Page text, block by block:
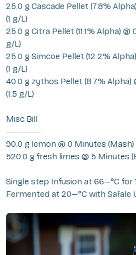
25.0 g Cascade Pellet (7.8%
(1 g/L)
25.0 g Citra Pellet (11.1% Alpha) @
g/L)
25.0 g Simcoe Pellet (12.2%
(1 g/L)
40.0 g zythos Pellet (8.7% Alpha)
(1.5 g/L)
Misc Bill
—————-
90.0 g lemon @ 0 Minutes (Mash)
520.0 g fresh limes @ 5 Minutes
Single step Infusion at 66—°C for
Fermented at 20—°C with Safale